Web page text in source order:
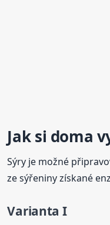
Jak si doma
Sýry je možné
ze sýřeniny získané
Varianta I